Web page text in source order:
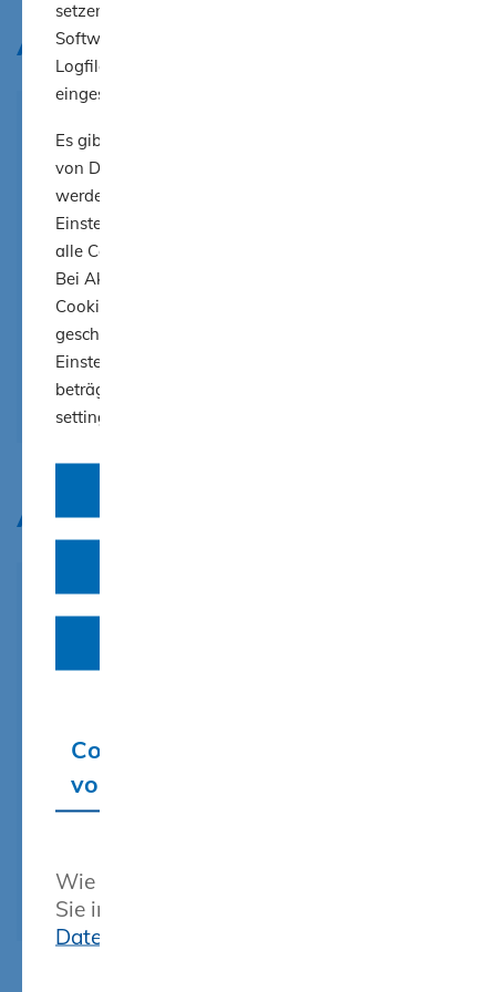
setzen für die Analyse dieser Website die freie
Software AWStats für die Auswertung der Server-
Logfiles ein. Dabei werden keine Cookies
eingesetzt.
Es gibt auf verschiedenen Seiten Einbindungen
von Drittanbietern (YouTube, Vimeo). Diese
werden nur angezeigt, wenn Sie in den Cookie-
Einstellungen aktiviert werden. Grundsätzlich sind
alle Cookies von Drittanbietern initial deaktiviert.
Bei Aktivierung wird durch die Website das
Cookie "cookie-settings" gesetzt, bis der Browser
geschlossen wird. Es sei denn, Sie wählen die
Einstellung "Einstellungen merken" aus, dann
beträgt die Speicherdauer des Cookies "cookie-
settings" 30 Tage.
Cookie-Einstellungen
vornehmen
Wie wir diese Daten verarbeiten, finden
Sie in unserer Erklärung zum
Datenschutz
Anmelden
Um diesen Inhalt zu sehen, aktivieren
Sie bitte die jeweilige Einstellung im
Abmelden
Um diesen Inhalt zu sehen, aktivieren
Sie bitte die jeweilige Einstellung im